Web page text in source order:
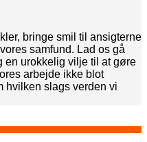
bringe smil til ansigterne
samfund. Lad os gå
en urokkelig vilje til at gøre
arbejde ikke blot
hvilken slags verden vi